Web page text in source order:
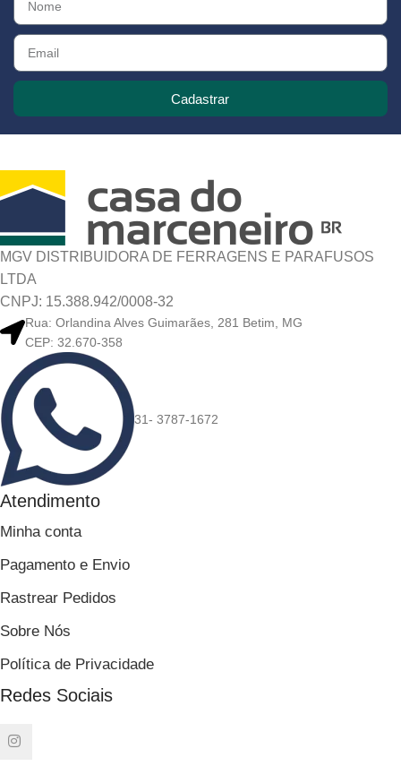
Cadastrar
MGV DISTRIBUIDORA DE FERRAGENS E PARAFUSOS
LTDA
CNPJ: 15.388.942/0008-32
Rua: Orlandina Alves Guimarães, 281 Betim, MG
CEP: 32.670-358
31- 3787-1672
Atendimento
Minha conta
Pagamento e Envio
Rastrear Pedidos
Sobre Nós
Política de Privacidade
Redes Sociais